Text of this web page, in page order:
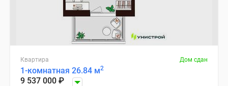
Квартира Дом сдан
1-комнатная 26.84 м2
9 537 000 ₽